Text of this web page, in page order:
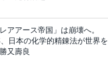
アアース帝国」は崩壊へ。
日本の化学的精錬法が世界を
又壽良